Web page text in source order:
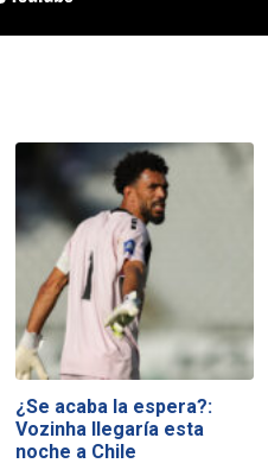
¿Se acaba la espera?:
Vozinha llegaría esta
noche a Chile